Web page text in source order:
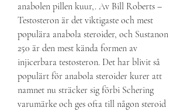
anabolen pillen kuur,. Av Bill Roberts –
Testosteron är det viktigaste och mest
populära anabola steroider, och Sustanon
250 är den mest kända formen av
injicerbara testosteron. Det har blivit så
populärt för anabola steroider kurer att
namnet nu sträcker sig förbi Schering
varumärke och ges ofta till någon steroid